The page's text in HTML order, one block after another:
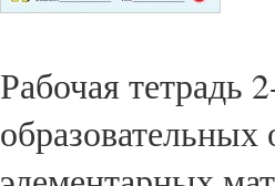
Рабочая тетрадь